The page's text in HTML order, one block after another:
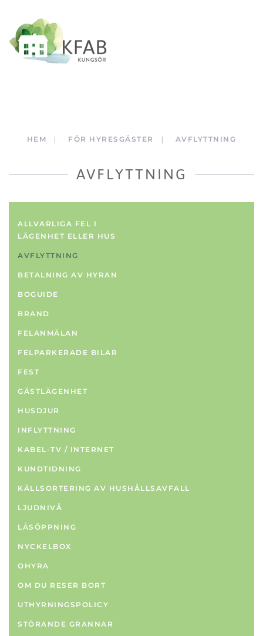
Skip to main content
HEM FÖR HYRESGÄSTER AVFLYTTNING
AVFLYTTNING
ALLVARLIGA FEL I
LÄGENHET ELLER HUS
AVFLYTTNING
BETALNING AV HYRAN
BOGUIDE
BRAND
FELANMÄLAN
FELPARKERADE BILAR
FEST
GÄSTLÄGENHET
HUSDJUR
INFLYTTNING
KABEL-TV / INTERNET
KUNDTIDNING
KÄLLSORTERING AV HUSHÅLLSAVFALL
LJUDNIVÅ
LÅSÖPPNING
NYCKELBOX
OHYRA
OM DU RESER BORT
UTHYRNINGSPOLICY
STÖRANDE GRANNAR